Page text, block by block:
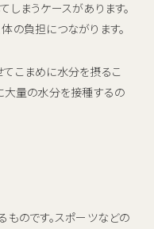
しまうケースがあります。
の負担につながります。
こまめに水分を摂るこ
大量の水分を接種するの
のです。スポーツなどの